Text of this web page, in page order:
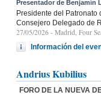
Presentador de Benjamín
Presidente del Patronato
Consejero Delegado de
27/05/2026 - Madrid, Four
Información del
Andrius Kubilius
FORO DE LA NUEVA